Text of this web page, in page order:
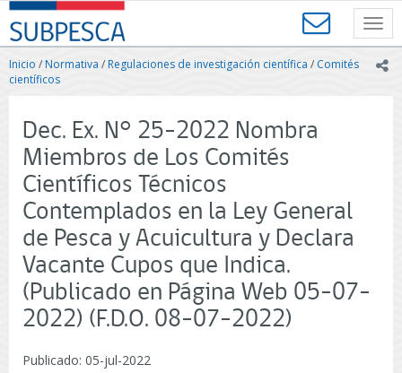
Contenido
principal
SUBPESCA
-
Subsecretaría
de
Acuicultura
Gobierno
de
Chile
Inicio /Normativa / Regulaciones de investigación científica / Comités
científicos
Dec. Ex. N° 25-2022 Nombra
Miembros de Los Comités
Científicos Técnicos
Contemplados en la Ley General
de Pesca y Acuicultura y Declara
Vacante Cupos que Indica.
(Publicado en Página Web 05-07-
2022) (F.D.O. 08-07-2022)
Publicado: 05-jul-2022